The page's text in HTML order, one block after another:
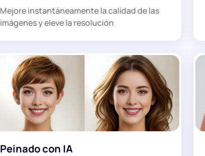
Mejore instantáneamente la calidad de las
imágenes y eleve la resolución
Peinado con IA